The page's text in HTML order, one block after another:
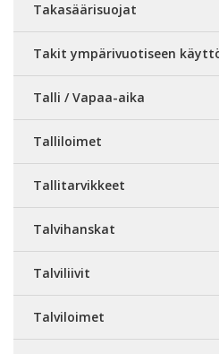
Takasäärisuojat
Takit ympärivuotiseen
Talli / Vapaa-aika
Talliloimet
Tallitarvikkeet
Talvihanskat
Talviliivit
Talviloimet